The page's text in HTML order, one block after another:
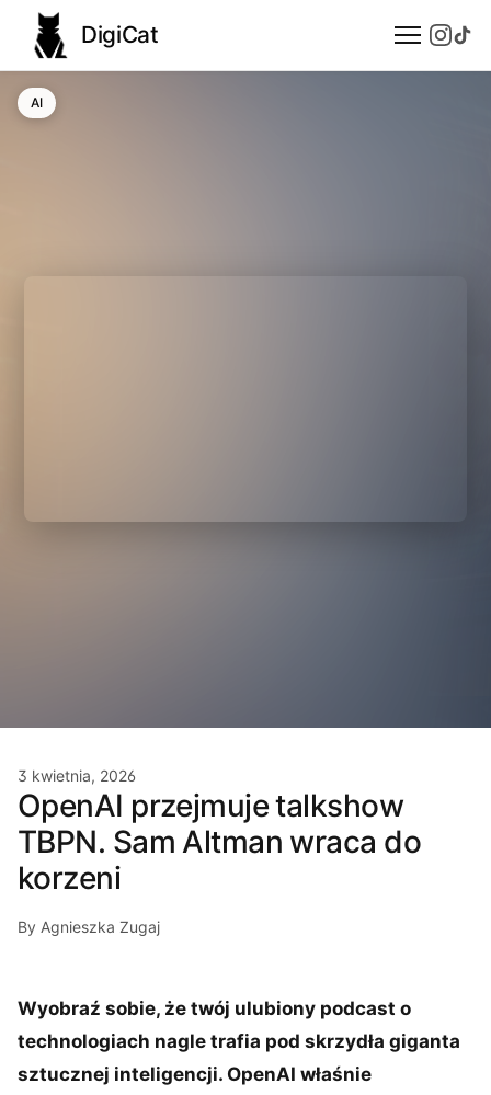
DigiCat
AI
AI
3 kwietnia, 2026
OpenAI przejmuje talkshow
TBPN. Sam Altman wraca do
korzeni
By Agnieszka Zugaj
Wyobraź sobie, że twój ulubiony podcast o
technologiach nagle trafia pod skrzydła giganta
sztucznej inteligencji. OpenAI właśnie